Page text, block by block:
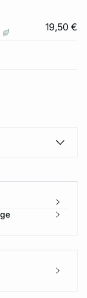
19,50 €